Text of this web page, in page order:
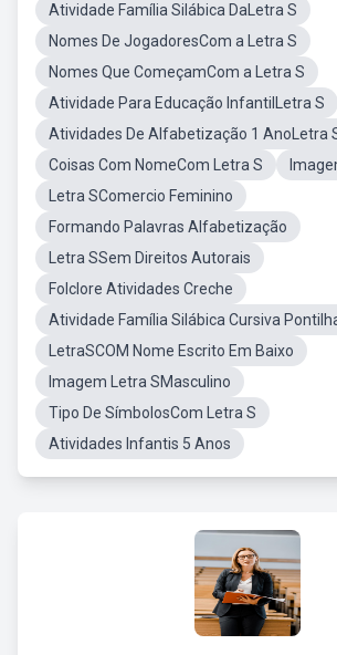
Atividade Família Silábica DaLetra S
Nomes De JogadoresCom a Letra S
Nomes Que ComeçamCom a Letra S
Atividade Para Educação InfantilLetra S
Atividades De Alfabetização 1 AnoLetra
Coisas Com NomeCom Letra S
Letra SComercio Feminino
Formando Palavras Alfabetização
Letra SSem Direitos Autorais
Folclore Atividades Creche
Atividade Família Silábica Cursiva
LetraSCOM Nome Escrito Em Baixo
Imagem Letra SMasculino
Tipo De SímbolosCom Letra S
Atividades Infantis 5 Anos